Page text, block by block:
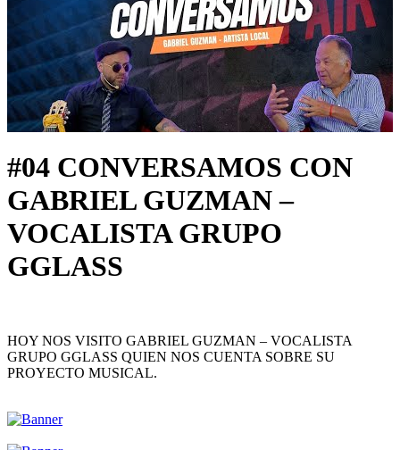
#04 CONVERSAMOS CON
GABRIEL GUZMAN –
VOCALISTA GRUPO
GGLASS
HOY NOS VISITO GABRIEL GUZMAN – VOCALISTA
GRUPO GGLASS QUIEN NOS CUENTA SOBRE SU
PROYECTO MUSICAL.